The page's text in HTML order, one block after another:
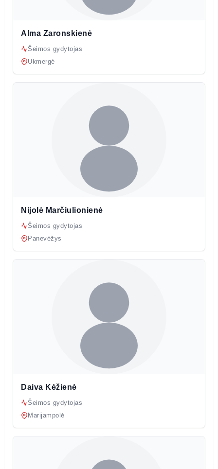
Alma Zaronskienė
Šeimos gydytojas
Ukmergė
Nijolė Marčiulionienė
Šeimos gydytojas
Panevėžys
Daiva Kėžienė
Šeimos gydytojas
Marijampolė